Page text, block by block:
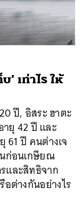
เท่าไร ให้
ปี, อิสระ ฮาตะ
ายุ 42 ปี และ
61 ปี คนต่างเจ
ก่อนเกษียณ
และสิทธิจาก
ต่างกันอย่างไร